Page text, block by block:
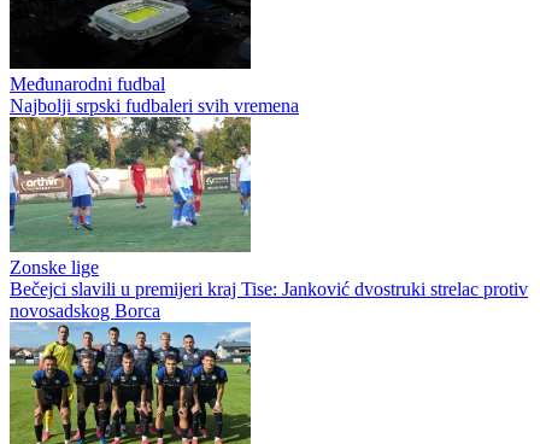
Međunarodni fudbal
Najbolji srpski fudbaleri svih vremena
Zonske lige
Bečejci slavili u premijeri kraj Tise: Janković dvostruki strelac protiv
novosadskog Borca